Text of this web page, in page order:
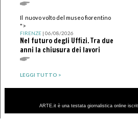
Il nuovo volto del museo fiorentino
">
FIRENZE| 06/08/2026
Nel futuro degli Uffizi. Tra due
anni la chiusura dei lavori
LEGGI TUTTO >
ARTE.it è una testata giornalistica online